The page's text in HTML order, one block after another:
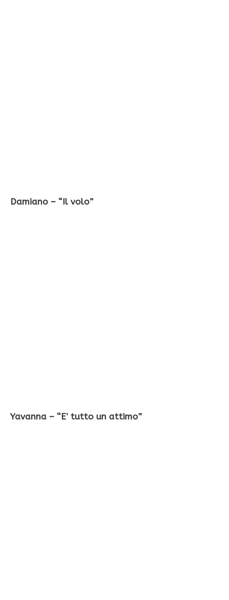
Damiano – “Il volo”
Yavanna – “E’ tutto un attimo”